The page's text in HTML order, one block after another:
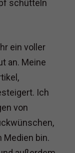
schütteln
ein voller
an. Meine
Ich
von
Medien bin.